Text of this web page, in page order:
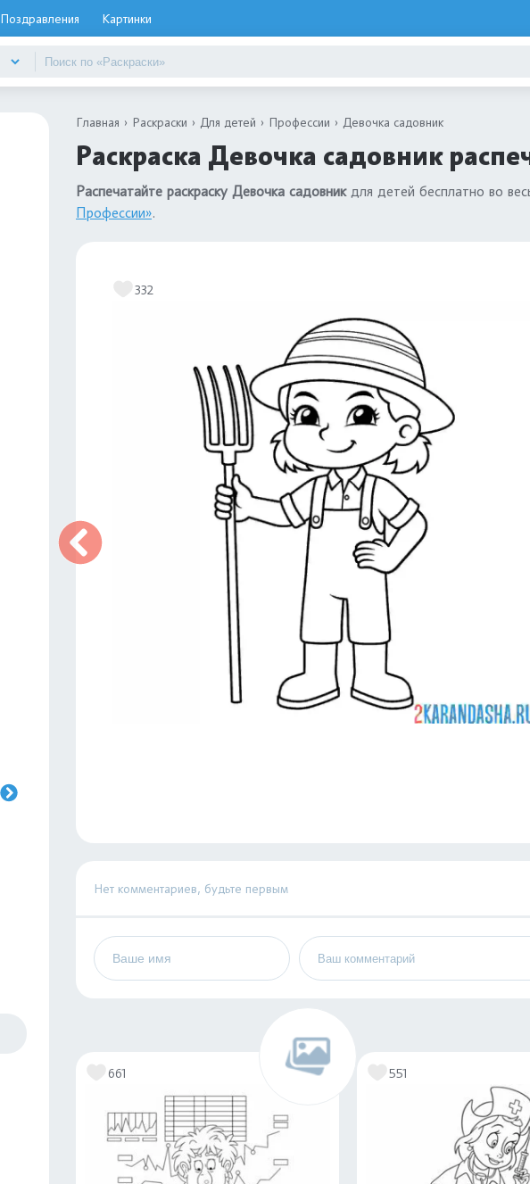
Поздравления Картинки
Главная Раскраски Для детей Профессии Девочка садовник
Раскраска Девочка садовник
Распечатайте раскраску Девочка садовникдля детей бесплатно во
Профессии».
332
Нет комментариев, будьте первым
661 551